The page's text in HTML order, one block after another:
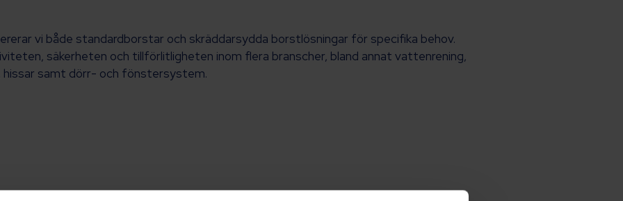
vi både standardborstar och skräddarsydda borstlösningar för specifika behov.
säkerheten och tillförlitligheten inom flera branscher, bland annat vattenrening,
hissar samt dörr- och fönstersystem.